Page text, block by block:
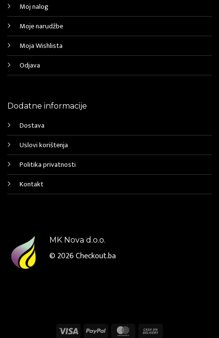
Moj nalog
Moje narudžbe
Moja Wishlista
Odjava
Dodatne informacije
Dostava
Uslovi korištenja
Politika privatnosti
Kontakt
MK Nova d.o.o.
© 2026Checkout.ba